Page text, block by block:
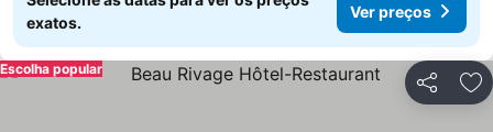
exatos.
Ver preços
Partilhar
Escolha popular